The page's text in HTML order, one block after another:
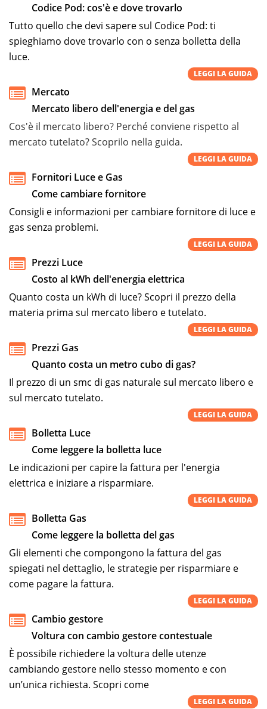
Codice Pod: cos'è e dove trovarlo
Tutto quello che devi sapere sul Codice Pod: ti
spieghiamo dove trovarlo con o senza bolletta della
luce.
LEGGI LA GUIDA
Mercato
Mercato libero dell'energia e del gas
Cos'è il mercato libero? Perché conviene rispetto al
mercato tutelato? Scoprilo nella guida.
LEGGI LA GUIDA
Fornitori Luce e Gas
Come cambiare fornitore
Consigli e informazioni per cambiare fornitore di luce e
gas senza problemi.
LEGGI LA GUIDA
Prezzi Luce
Costo al kWh dell'energia elettrica
Quanto costa un kWh di luce? Scopri il prezzo della
materia prima sul mercato libero e tutelato.
LEGGI LA GUIDA
Prezzi Gas
Quanto costa un metro cubo di gas?
Il prezzo di un smc di gas naturale sul mercato libero e
sul mercato tutelato.
LEGGI LA GUIDA
Bolletta Luce
Come leggere la bolletta luce
Le indicazioni per capire la fattura per l'energia
elettrica e iniziare a risparmiare.
LEGGI LA GUIDA
Bolletta Gas
Come leggere la bolletta del gas
Gli elementi che compongono la fattura del gas
spiegati nel dettaglio, le strategie per risparmiare e
come pagare la fattura.
LEGGI LA GUIDA
Cambio gestore
Voltura con cambio gestore contestuale
È possibile richiedere la voltura delle utenze
cambiando gestore nello stesso momento e con
un’unica richiesta. Scopri come
LEGGI LA GUIDA